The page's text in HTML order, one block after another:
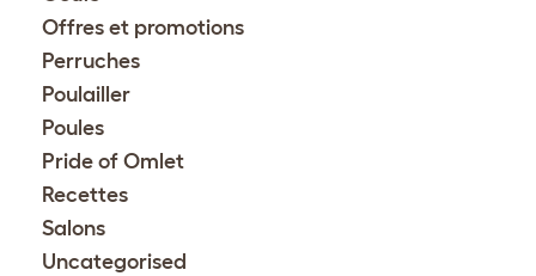
Offres et promotions
Perruches
Poulailler
Poules
Pride of Omlet
Recettes
Salons
Uncategorised